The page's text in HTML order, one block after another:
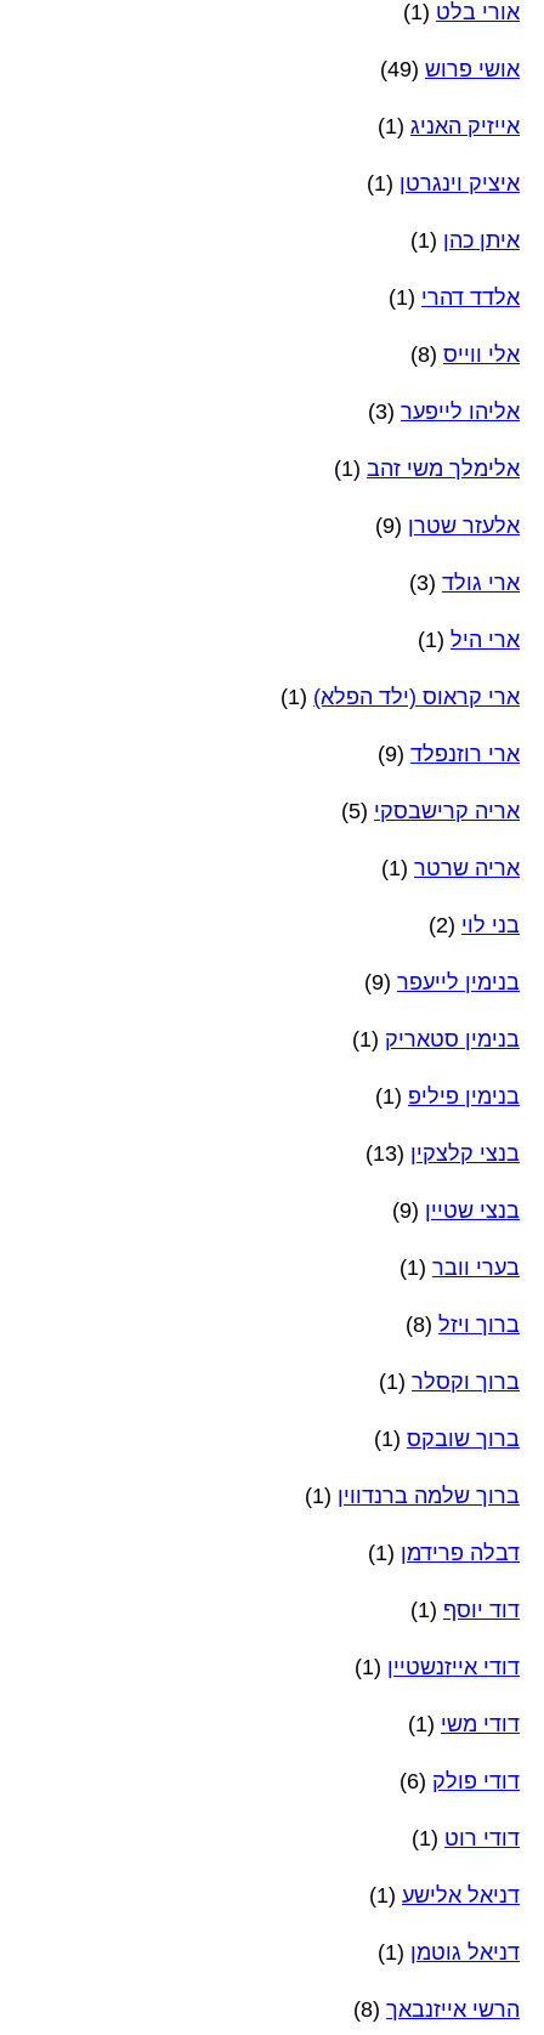
אורי בלט (1)
אושי פרוש (49)
אייזיק האניג (1)
איציק וינגרטן (1)
איתן כהן (1)
אלדד דהרי (1)
אלי ווייס (8)
אליהו לייפער (3)
אלימלך משי זהב (1)
אלעזר שטרן (9)
ארי גולד (3)
ארי היל (1)
ארי קראוס (ילד הפלא) (1)
ארי רוזנפלד (9)
אריה קרישבסקי (5)
אריה שרטר (1)
בני לוי (2)
בנימין לייעפר (9)
בנימין סטאריק (1)
בנימין פיליפ (1)
בנצי קלצקין (13)
בנצי שטיין (9)
בערי וובר (1)
ברוך ויזל (8)
ברוך וקסלר (1)
ברוך שובקס (1)
ברוך שלמה ברנדווין (1)
דבלה פרידמן (1)
דוד יוסף (1)
דודי אייזנשטיין (1)
דודי משי (1)
דודי פולק (6)
דודי רוט (1)
דניאל אלישע (1)
דניאל גוטמן (1)
הרשי אייזנבאך (8)